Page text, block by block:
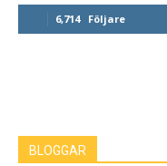
6,714 Följare
BLOGGAR